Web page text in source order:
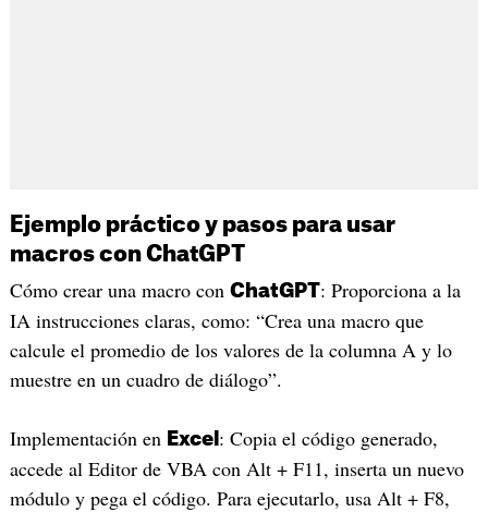
Ejemplo práctico y pasos para usar
macros con ChatGPT
Cómo crear una macro con ChatGPT: Proporciona a la
IA instrucciones claras, como: “Crea una macro que
calcule el promedio de los valores de la columna A y lo
muestre en un cuadro de diálogo”.
Implementación en Excel : Copia el código generado,
accede al Editor de VBA con Alt + F11, inserta un nuevo
módulo y pega el código. Para ejecutarlo, usa Alt + F8,